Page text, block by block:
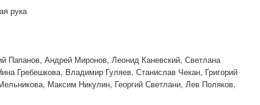
рука
Папанов, Андрей Миронов, Леонид Каневский, Светлана
Гребешкова, Владимир Гуляев, Станислав Чекан, Григорий
Максим Никулин, Георгий Светлани, Лев Поляков,